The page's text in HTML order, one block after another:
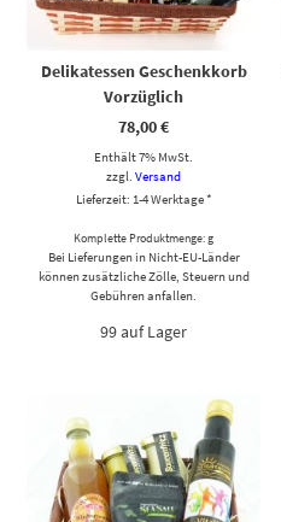
Delikatessen Geschenkkorb
Vorzüglich
78,00€
Enthält 7% MwSt.
zzgl.Versand
Lieferzeit: 1-4 Werktage *
Komplette Produktmenge: g
Bei Lieferungen in Nicht-EU-Länder
können zusätzliche Zölle, Steuern und
Gebühren anfallen.
99 auf Lager